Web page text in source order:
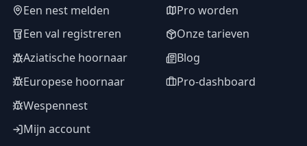
Een nest melden
Een val registreren
Aziatische hoornaar
Europese hoornaar
Wespennest
Mijn account
Pro worden
Onze tarieven
Blog
Pro-dashboard